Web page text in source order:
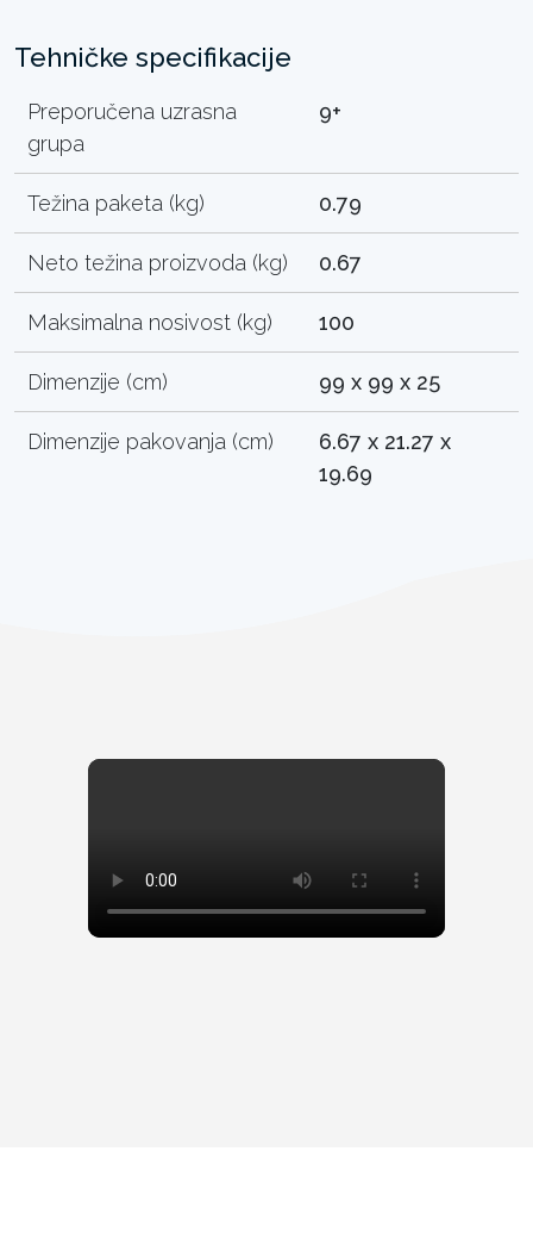
Tehničke specifikacije
Preporučena uzrasna
grupa
9+
Težina paketa (kg) 0.79
Neto težina proizvoda (kg) 0.67
Maksimalna nosivost (kg) 100
Dimenzije (cm) 99 x 99 x 25
Dimenzije pakovanja (cm)
6.67 x 21.27 x
19.69